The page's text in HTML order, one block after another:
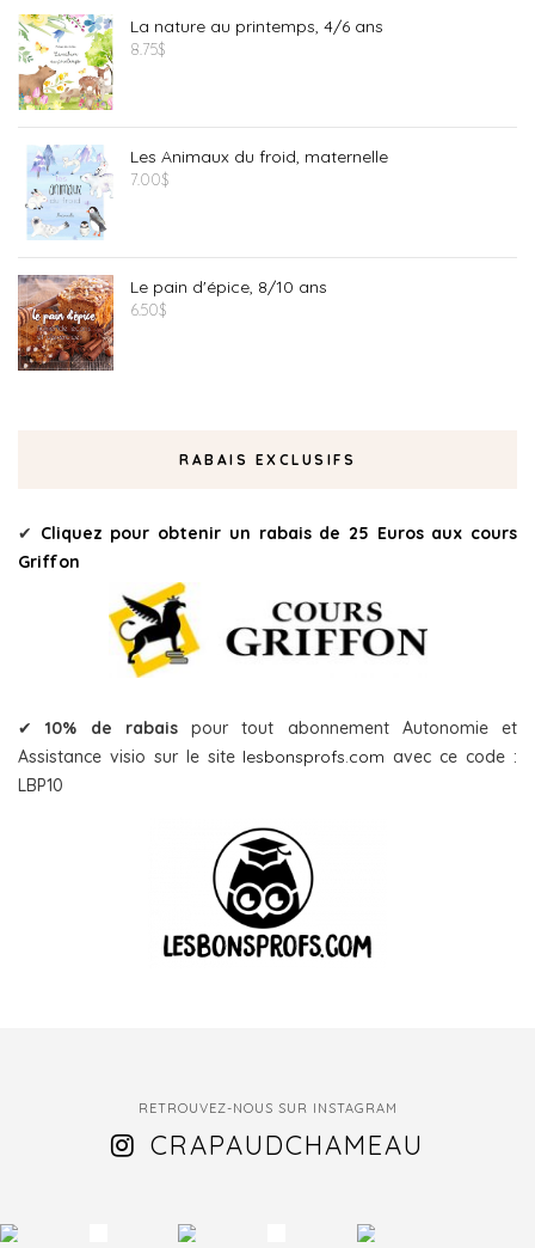
La nature au printemps, 4/6 ans
8.75$
Les Animaux du froid, maternelle
7.00$
Le pain d'épice, 8/10 ans
6.50$
RABAIS EXCLUSIFS
✔ Cliquez pour obtenir un rabais de 25 Euros aux cours
Griffon
✔10% de rabaispour tout abonnement Autonomie et
Assistance visio sur le site lesbonsprofs.com avec ce code :
LBP10
RETROUVEZ-NOUS SUR INSTAGRAM
CRAPAUDCHAMEAU